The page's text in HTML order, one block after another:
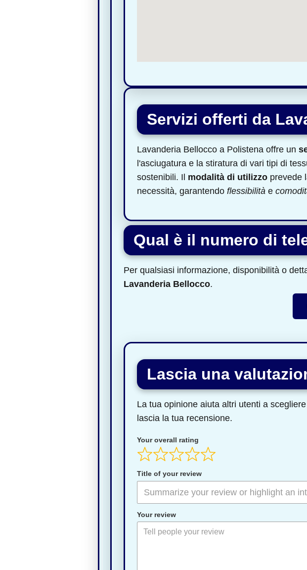
Servizi offerti da
Lavanderia Bellocco a Polistena offre un
l'asciugatura e la stiratura di vari tipi di
sostenibili. Il modalità di utilizzo prevede
necessità, garantendo flessibilità e
Qual è il numero di
Per qualsiasi informazione, disponibilità o
Lavanderia Bellocco.
Lascia una
La tua opinione aiuta altri utenti a
lascia la tua recensione.
Your overall rating
Title of your review
Your review